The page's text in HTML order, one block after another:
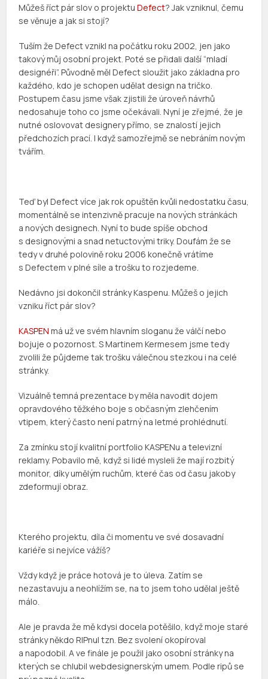
Můžeš říct pár slov o projektuDefect? Jak vzniknul, čemu
se věnuje a jak si stojí?
Tuším že Defect vznikl na počátku roku 2002, jen jako
takový můj osobní projekt. Poté se přidali další “mladí
designéři”. Původně měl Defect sloužit jako základna pro
každého, kdo je schopen udělat design na tričko.
Postupem času jsme však zjistili že úroveň návrhů
nedosahuje toho co jsme očekávali. Nyní je zřejmé, že je
nutné oslovovat designery přímo, se znalostí jejich
předchozích prací. I když samozřejmě se nebráním novým
tvářím.
Teď byl Defect více jak rok opuštěn kvůli nedostatku času,
momentálně se intenzivně pracuje na nových stránkách
a nových designech. Nyní to bude spíše obchod
s designovými a snad netuctovými triky. Doufám že se
tedy v druhé polovině roku 2006 konečně vrátíme
s Defectem v plné síle a trošku to rozjedeme.
Nedávno jsi dokončil stránky Kaspenu. Můžeš o jejich
vzniku říct pár slov?
KASPEN má už ve svém hlavním sloganu že válčí nebo
bojuje o pozornost. S Martinem Kermesem jsme tedy
zvolili že půjdeme tak trošku válečnou stezkou i na celé
stránky.
Vizuálně temná prezentace by měla navodit dojem
opravdového těžkého boje s občasným zlehčením
vtipem, který často není patrný na letmé prohlédnutí.
Za zmínku stojí kvalitní portfolio KASPENu a televizní
reklamy. Pobavilo mě, když si lidé mysleli že mají rozbitý
monitor, díky umělým ruchům, které čas od času jakoby
zdeformují obraz.
Kterého projektu, díla či momentu ve své dosavadní
kariéře si nejvíce vážíš?
Vždy když je práce hotová je to úleva. Zatím se
nezastavuju a neohlížím se, na to jsem toho udělal ještě
málo.
Ale je pravda že mě kdysi docela potěšilo, když moje staré
stránky někdo RIPnul tzn. Bez svolení okopíroval
a napodobil. A ve finále je použil jako osobní stránky na
kterých se chlubil webdesignerským umem. Podle ripů se